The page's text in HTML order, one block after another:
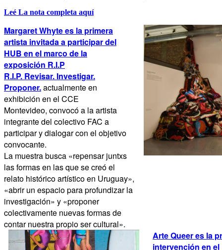
Leé La nota completa aquí
Margaret Whytees la primera
artista invitada a participar del
HUB en el marco de la
exposición R.I.P
R.I.P. Revisar. Investigar.
Proponer.actualmente en
exhibición en el CCE
Montevideo, convocó a la artista
integrante del colectivo FAC a
participar y dialogar con el objetivo
convocante.
La muestra busca «repensar juntxs
las formas en las que se creó el
relato histórico artístico en Uruguay»,
«abrir un espacio para profundizar la
investigación» y «proponer
colectivamente nuevas formas de
contar nuestra propio ser cultural».
Arte Queer es la
intervención en el